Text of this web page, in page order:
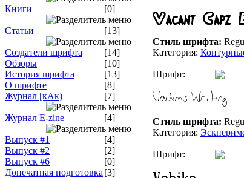
Книги [0]
Статьи [13]
Создатели шрифта
[14]
Обзоры
[10]
История шрифта
[13]
О шрифте
[8]
Журнал [кАк)
[7]
Журнал E-zine [4]
Выпуск #1
[4]
Выпуск #2
[2]
Выпуск #6
[0]
Допечатная подготовка [3]
Стиль шрифта:
Категория:
Шрифт:
Стиль шрифта:
Категория:
Шрифт: